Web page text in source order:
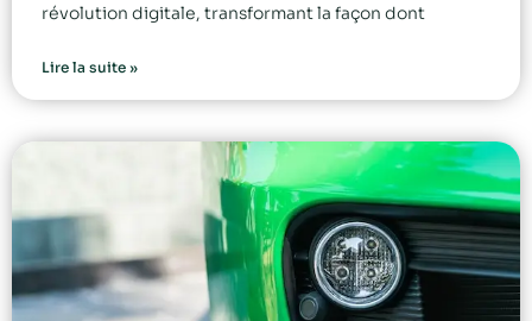
révolution digitale, transformant la façon dont
Lire la suite »